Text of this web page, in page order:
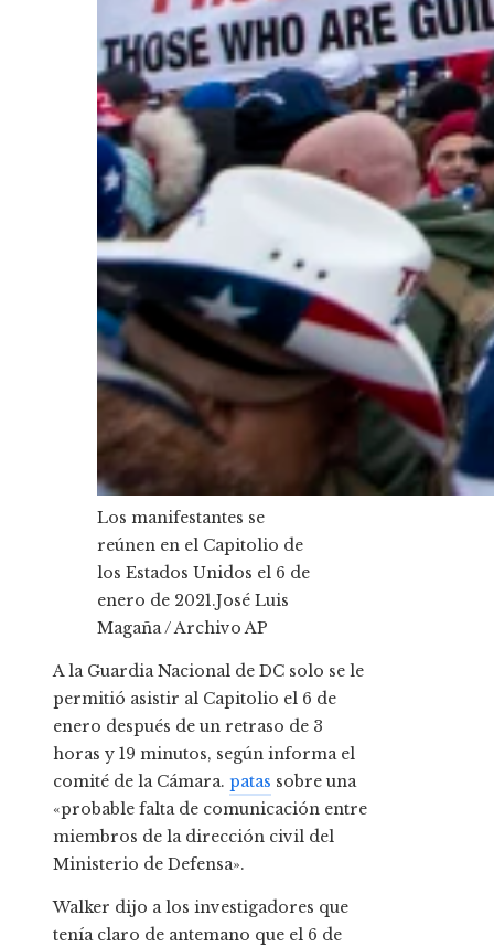
Los manifestantes se
reúnen en el Capitolio de
los Estados Unidos el 6 de
enero de 2021.José Luis
Magaña / Archivo AP
A la Guardia Nacional de DC solo se le
permitió asistir al Capitolio el 6 de
enero después de un retraso de 3
horas y 19 minutos, según informa el
comité de la Cámara. patas sobre una
«probable falta de comunicación entre
miembros de la dirección civil del
Ministerio de Defensa».
Walker dijo a los investigadores que
tenía claro de antemano que el 6 de